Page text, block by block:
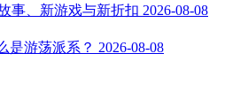
事、新游戏与新折扣 2026-08-08
是游荡派系？ 2026-08-08